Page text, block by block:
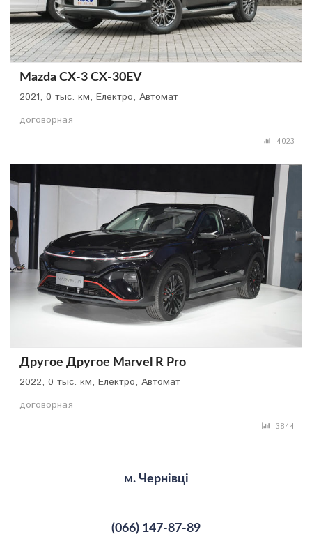
Mazda CX-3 CX-30EV
2021, 0 тыс. км, Електро, Автомат
договорная
4023
Другое Другое Marvel R Pro
2022, 0 тыс. км, Електро, Автомат
договорная
3844
м. Чернівці
(066) 147-87-89